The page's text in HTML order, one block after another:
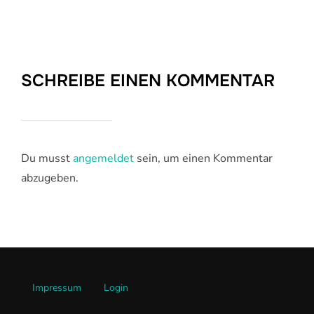
SCHREIBE EINEN KOMMENTAR
Du musst angemeldet sein, um einen Kommentar
abzugeben.
Impressum Login